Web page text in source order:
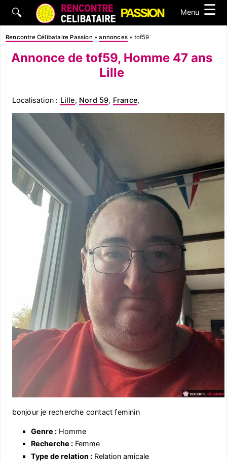
🔍 Menu ☰
Rencontre Célibataire Passion »annonces » tof59
Annonce de tof59, Homme 47 ans
Lille
Localisation : Lille, Nord 59, France,
bonjour je recherche contact feminin
Genre :Homme
Recherche :Femme
Type de relation :Relation amicale